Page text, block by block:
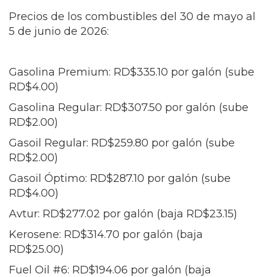
Precios de los combustibles del 30 de mayo al
5 de junio de 2026:
Gasolina Premium: RD$335.10 por galón (sube
RD$4.00)
Gasolina Regular: RD$307.50 por galón (sube
RD$2.00)
Gasoil Regular: RD$259.80 por galón (sube
RD$2.00)
Gasoil Óptimo: RD$287.10 por galón (sube
RD$4.00)
Avtur: RD$277.02 por galón (baja RD$23.15)
Kerosene: RD$314.70 por galón (baja
RD$25.00)
Fuel Oil #6: RD$194.06 por galón (baja